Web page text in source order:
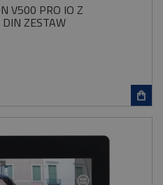
V500 PRO IO Z
ZESTAW